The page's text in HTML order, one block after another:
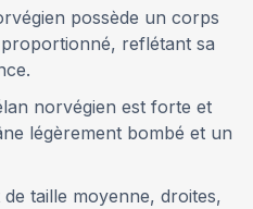
possède un corps
reflétant sa
norvégien est forte et
légèrement bombé et un
taille moyenne, droites,